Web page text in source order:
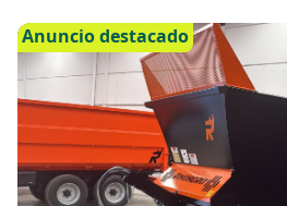
Anuncio destacado